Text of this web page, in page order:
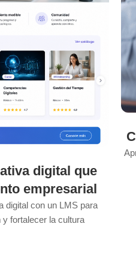
digital que
empresarial
digital con un LMS para
fortalecer la cultura